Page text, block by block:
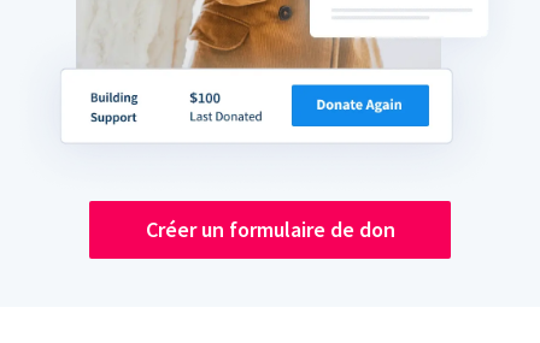
Créer un formulaire de don